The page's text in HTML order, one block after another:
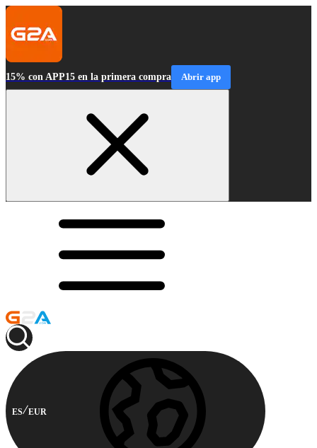
15% con APP15 en la primera compra Abrir app
ES EUR